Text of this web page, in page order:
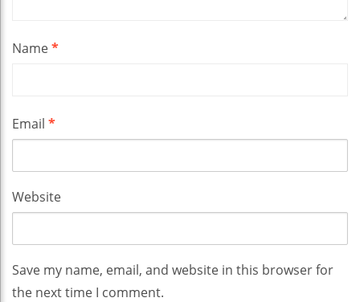
Name*
Email *
Website
Save my name, email, and website in this browser for
the next time I comment.